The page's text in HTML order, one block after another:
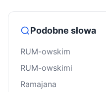
Podobne słowa
RUM-owskim
RUM-owskimi
Ramajana